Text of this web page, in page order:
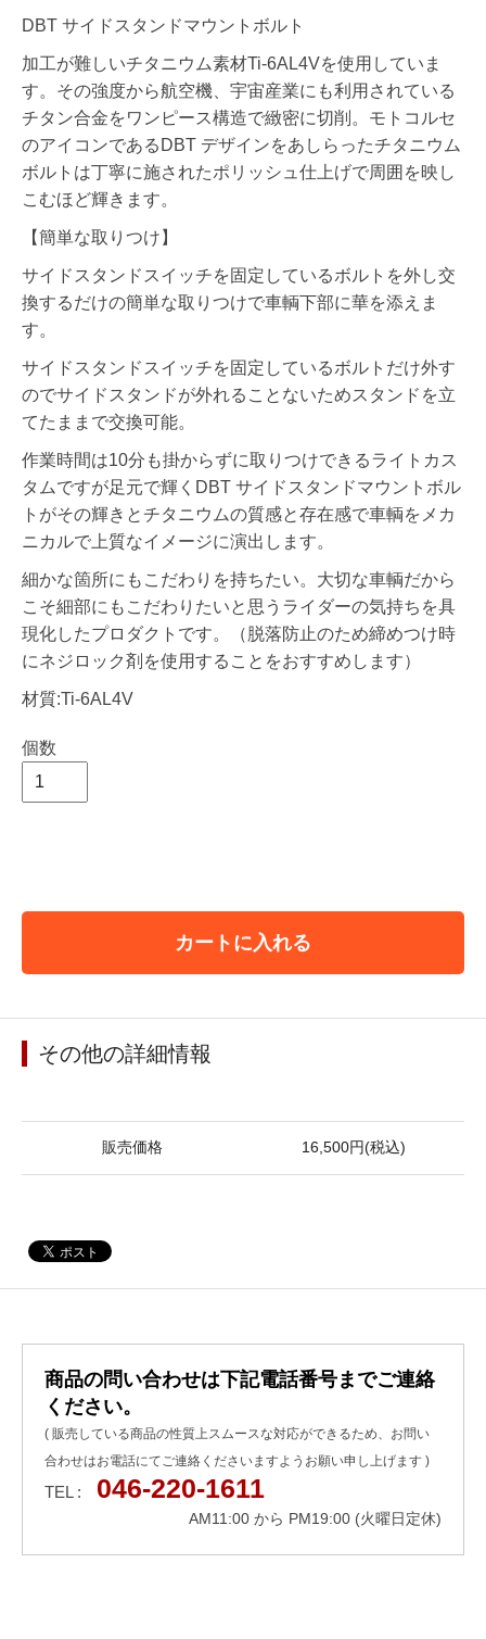
DBT サイドスタンドマウントボルト
加工が難しいチタニウム素材Ti-6AL4Vを使用していま
す。その強度から航空機、宇宙産業にも利用されている
チタン合金をワンピース構造で緻密に切削。モトコルセ
のアイコンであるDBT デザインをあしらったチタニウム
ボルトは丁寧に施されたポリッシュ仕上げで周囲を映し
こむほど輝きます。
【簡単な取りつけ】
サイドスタンドスイッチを固定しているボルトを外し交
換するだけの簡単な取りつけで車輌下部に華を添えま
す。
サイドスタンドスイッチを固定しているボルトだけ外す
のでサイドスタンドが外れることないためスタンドを立
てたままで交換可能。
作業時間は10分も掛からずに取りつけできるライトカス
タムですが足元で輝くDBT サイドスタンドマウントボル
トがその輝きとチタニウムの質感と存在感で車輌をメカ
ニカルで上質なイメージに演出します。
細かな箇所にもこだわりを持ちたい。大切な車輌だから
こそ細部にもこだわりたいと思うライダーの気持ちを具
現化したプロダクトです。（脱落防止のため締めつけ時
にネジロック剤を使用することをおすすめします）
材質:Ti-6AL4V
個数
カートに入れる
その他の詳細情報
販売価格 16,500円(税込)
商品の問い合わせは下記電話番号までご連絡
ください。
( 販売している商品の性質上スムースな対応ができるため、お問い
合わせはお電話にてご連絡くださいますようお願い申し上げます )
TEL : 046-220-1611
AM11:00 から PM19:00 (火曜日定休)